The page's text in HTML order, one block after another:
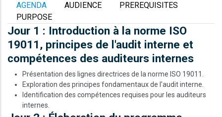
AGENDA AUDIENCE
PREREQUISITES
PURPOSE
Jour 1 : Introduction à la norme ISO
19011, principes de l'audit interne et
compétences des auditeurs internes
Présentation des lignes directrices de la norme ISO 19011.
Exploration des principes fondamentaux de l'audit interne.
Identification des compétences requises pour les auditeurs
internes.